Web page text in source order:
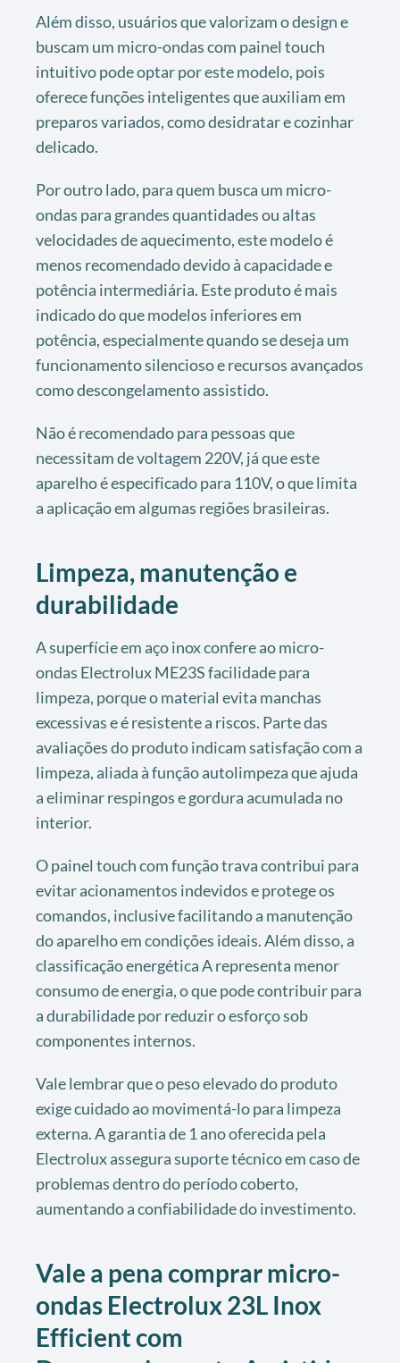
Além disso, usuários que valorizam o design e
buscam um micro-ondas com painel touch
intuitivo pode optar por este modelo, pois
oferece funções inteligentes que auxiliam em
preparos variados, como desidratar e cozinhar
delicado.
Por outro lado, para quem busca um micro-
ondas para grandes quantidades ou altas
velocidades de aquecimento, este modelo é
menos recomendado devido à capacidade e
potência intermediária. Este produto é mais
indicado do que modelos inferiores em
potência, especialmente quando se deseja um
funcionamento silencioso e recursos avançados
como descongelamento assistido.
Não é recomendado para pessoas que
necessitam de voltagem 220V, já que este
aparelho é especificado para 110V, o que limita
a aplicação em algumas regiões brasileiras.
Limpeza, manutenção e
durabilidade
A superfície em aço inox confere ao micro-
ondas Electrolux ME23S facilidade para
limpeza, porque o material evita manchas
excessivas e é resistente a riscos. Parte das
avaliações do produto indicam satisfação com a
limpeza, aliada à função autolimpeza que ajuda
a eliminar respingos e gordura acumulada no
interior.
O painel touch com função trava contribui para
evitar acionamentos indevidos e protege os
comandos, inclusive facilitando a manutenção
do aparelho em condições ideais. Além disso, a
classificação energética A representa menor
consumo de energia, o que pode contribuir para
a durabilidade por reduzir o esforço sob
componentes internos.
Vale lembrar que o peso elevado do produto
exige cuidado ao movimentá-lo para limpeza
externa. A garantia de 1 ano oferecida pela
Electrolux assegura suporte técnico em caso de
problemas dentro do período coberto,
aumentando a confiabilidade do investimento.
Vale a pena comprar micro-
ondas Electrolux 23L Inox
Efficient com